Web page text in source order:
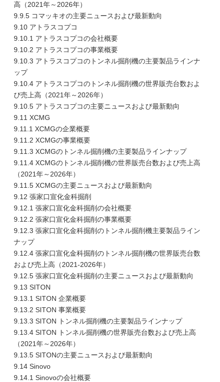
高（2021年～2026年）
9.9.5 コマッキオの主要ニュースおよび最新動向
9.10 アトラスコプコ
9.10.1 アトラスコプコの会社概要
9.10.2 アトラスコプコの事業概要
9.10.3 アトラスコプコのトンネル掘削機の主要製品ラインナ
ップ
9.10.4 アトラスコプコのトンネル掘削機の世界販売台数およ
び売上高（2021年～2026年）
9.10.5 アトラスコプコの主要ニュースおよび最新動向
9.11 XCMG
9.11.1 XCMGの企業概要
9.11.2 XCMGの事業概要
9.11.3 XCMGのトンネル掘削機の主要製品ラインナップ
9.11.4 XCMGのトンネル掘削機の世界販売台数および売上高
（2021年～2026年）
9.11.5 XCMGの主要ニュースおよび最新動向
9.12 張家口宣化金科掘削
9.12.1 張家口宣化金科掘削の会社概要
9.12.2 張家口宣化金科掘削の事業概要
9.12.3 張家口宣化金科掘削のトンネル掘削機主要製品ライン
ナップ
9.12.4 張家口宣化金科掘削のトンネル掘削機の世界販売台数
および売上高（2021-2026年）
9.12.5 張家口宣化金科掘削の主要ニュースおよび最新動向
9.13 SITON
9.13.1 SITON 企業概要
9.13.2 SITON 事業概要
9.13.3 SITON トンネル掘削機の主要製品ラインナップ
9.13.4 SITON トンネル掘削機の世界販売台数および売上高
（2021年～2026年）
9.13.5 SITONの主要ニュースおよび最新動向
9.14 Sinovo
9.14.1 Sinovoの会社概要